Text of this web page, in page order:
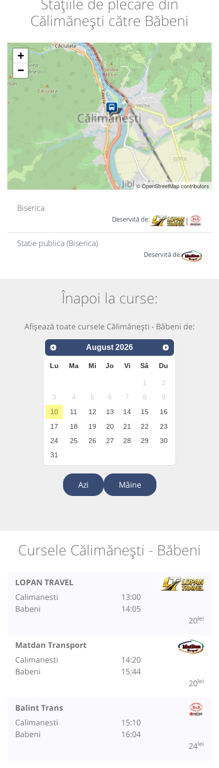
Călimănești către Băbeni
+
−
© OpenStreetMap contributors
Biserica
Deservită de: |
Statie publica (Biserica)
Deservită de:
Înapoi la curse:
Afișează toate cursele Călimănești - Băbeni de:
August 2026
Lu Ma Mi Jo Vi Sâ Du
1
2
3
4 5 6 7 8
9
10
11 12 13 14 15
16
17
18 19 20 21 22
23
24
25 26 27 28 29
30
31
Azi Mâine
Cursele Călimănești - Băbeni
LOPAN TRAVEL
Calimanesti
Babeni
13:00
14:05
20lei
Matdan Transport
Calimanesti
Babeni
14:20
15:44
20lei
Balint Trans
Calimanesti
Babeni
15:10
16:04
24lei